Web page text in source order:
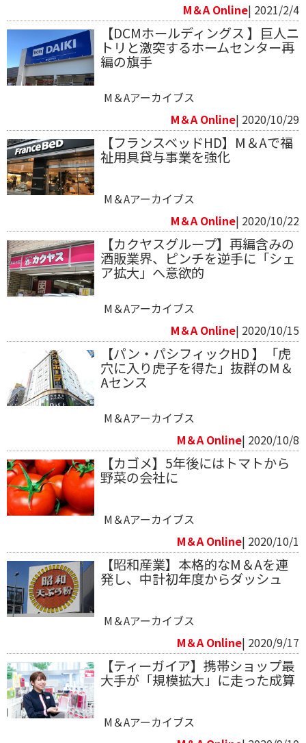
M＆A Online| 2021/2/4
【DCMホールディングス 】巨人ニ
トリと激突するホームセンター再
編の旗手
M＆Aアーカイブス
M＆A Online| 2020/10/29
【フランスベッドHD】M＆Aで福
祉用具貸与事業を強化
M＆Aアーカイブス
M＆A Online| 2020/10/22
【カクヤスグループ】再編含みの
酒販業界、ピンチを逆手に「シェ
ア拡大」へ意欲的
M＆Aアーカイブス
M＆A Online| 2020/10/15
【パン・パシフィックHD 】「虎
穴に入り虎子を得た」抜群のM＆
Aセンス
M＆Aアーカイブス
M＆A Online| 2020/10/8
【カゴメ】5年後にはトマトから
野菜の会社に
M＆Aアーカイブス
M＆A Online| 2020/10/1
【昭和産業】本格的なM＆Aを連
発し、中計初年度からダッシュ
M＆Aアーカイブス
M＆A Online| 2020/9/17
【ティーガイア】携帯ショップ最
大手が「規模拡大」に走った成算
M＆Aアーカイブス